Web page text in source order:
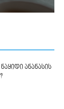
ანანასის